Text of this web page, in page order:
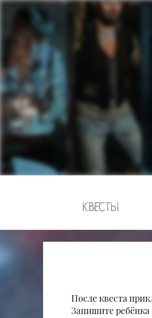
КВЕСТЫ
После квеста
Запишите ребёнка